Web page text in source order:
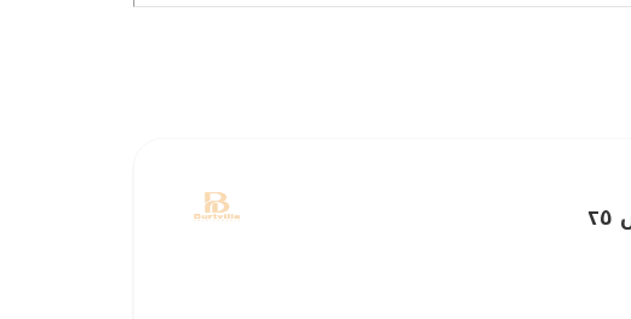
توفر الرفاهية والراحة والسهولة في أحد المواقع